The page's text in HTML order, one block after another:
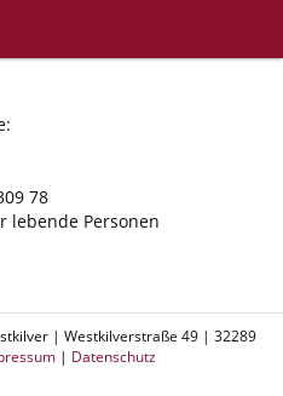
78
lebende Personen
| Westkilverstraße 49 | 32289
| Datenschutz